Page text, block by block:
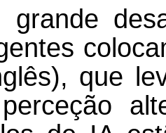
grande
que